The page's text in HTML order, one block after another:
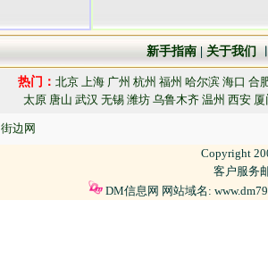
新手指南| 关于我们
热门： 北京 上海 广州 杭州 福州 哈尔滨 海口 合
太原 唐山 武汉 无锡 潍坊 乌鲁木齐 温州 西安 厦
街边网
Copyright
客户服务
DM信息网 网站域名: